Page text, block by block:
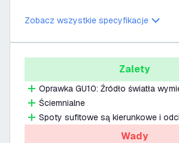
Zobacz wszystkie specyfikacje
Zalety
Oprawka GU10: Źródło światła
Ściemnialne
Spoty sufitowe są kierunkowe i
Wady